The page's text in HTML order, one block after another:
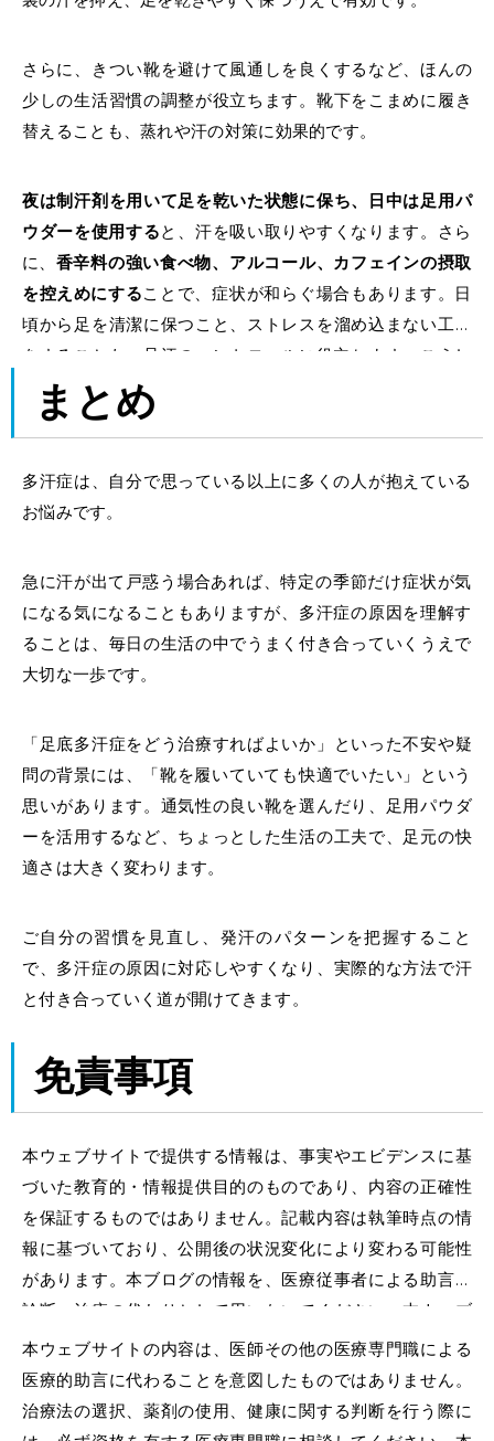
さらに、きつい靴を避けて風通しを良くするなど、ほんの
少しの生活習慣の調整が役立ちます。靴下をこまめに履き
替えることも、蒸れや汗の対策に効果的です。
夜は制汗剤を用いて足を乾いた状態に保ち、日中は足用パ
ウダーを使用すると、汗を吸い取りやすくなります。さら
に、 香辛料の強い食べ物、アルコール、カフェインの摂取
を控えめにすることで、症状が和らぐ場合もあります。日
頃から足を清潔に保つこと、ストレスを溜め込まない工夫
をすることも、足汗のコントロールに役立ちます。
こうし
た具体的な対策を組み合わせることで、足汗による不快感
を軽減し、日常生活をより快適に過ごしやすくなります。
まとめ
多汗症は、自分で思っている以上に多くの人が抱え ている
お悩みです。
急に汗が出て戸惑う 場合あれば、特定の季節だけ症状が気
になる気になることもありますが、 多汗症の原因を理解す
ることは、 毎日の生活の中でうまく付き合っていくうえで
大切な一歩です。
「足底多汗症をどう治療すればよいか」といった不安や疑
問の背景には、
「靴を履いていても快適でいたい」という
思いがあります。通気性の良い靴を選んだり、足用パウダ
ーを活用するなど、ちょっとした生活の工夫で、足元の快
適さは大きく変わります。
ご自分の習慣を見直し、発汗のパターンを把握すること
で、多汗症の原因に対応しやすくなり、実際的な方法で汗
と付き合っていく道が開けてきます。
免責事項
本ウェブサイトで提供する情報は、事実やエビデンスに基
づいた教育的・情報提供目的のものであり、内容の正確性
を保証するものではありません。記載内容は執筆時点の情
報に基づいており、公開後の状況変化により変わる可能性
があります。本ブログの情報を、医療従事者による助言、
診断、治療の代わりとして用いないでください。本ウェブ
サイトの情報を利用したことにより生じたいかなる結果に
ついても、当方は一切の責任を負いません。
本ウェブサイトの内容は、医師その他の医療専門職による
医療的助言に代わることを意図したものではありません。
治療法の選択、薬剤の使用、健康に関する判断を行う際に